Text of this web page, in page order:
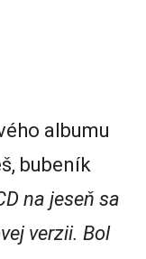
albumu
bubeník
na jeseň sa
verzii. Bol